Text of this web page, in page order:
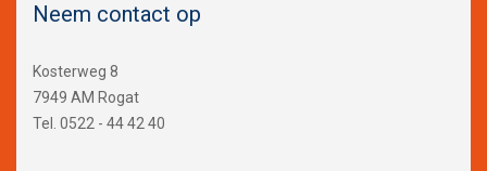
Neem contact op
Kosterweg 8
7949 AM Rogat
Tel. 0522 - 44 42 40